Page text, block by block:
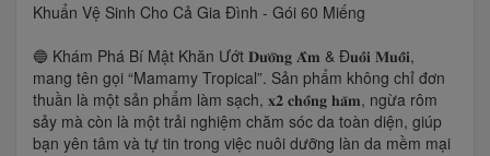
Khuẩn Vệ Sinh Cho Cả Gia Đình - Gói 60 Miếng
🔵 Khám Phá Bí Mật Khăn Ướt 𝐃𝐮̛𝐨̛̃𝐧𝐠 𝐀̂̉𝐦 & Đ𝐮𝐨̂̉𝐢 𝐌𝐮𝐨̂̃𝐢,
mang tên gọi “Mamamy Tropical”. Sản phẩm không chỉ đơn
thuần là một sản phẩm làm sạch, 𝐱𝟐 𝐜𝐡𝐨̂́𝐧𝐠 𝐡𝐚̆𝐦, ngừa rôm
sảy mà còn là một trải nghiệm chăm sóc da toàn diện, giúp
bạn yên tâm và tự tin trong việc nuôi dưỡng làn da mềm mại